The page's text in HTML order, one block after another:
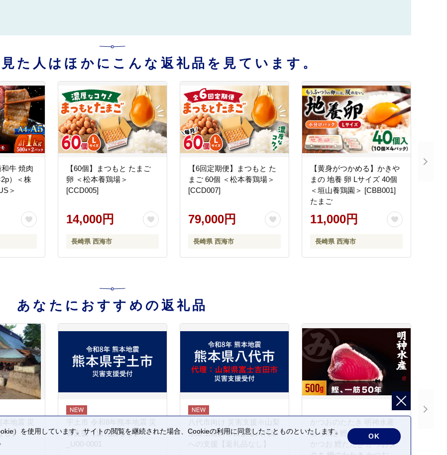
た人はほかにこんな返礼品を見ています。
和牛 焼肉
）＜株
＞
【60個】まつもと たまご
卵 ＜松本養鶏場＞
[CCD005]
14,000円
長崎県 西海市
【6回定期便】まつもと た
まご 60個 ＜松本養鶏場＞
[CCD007]
79,000円
長崎県 西海市
【黄身がつかめる】かきや
まの 地養 卵 Lサイズ 40個
＜垣山養鶏園＞ [CBB001]
たまご
11,000円
長崎県 西海市
あなたにおすすめの返礼品
地震 災
し】
宇土市 令和8年熊本地震 災
害支援【返礼品なし】
_U00-0001
八代市向け 災害支援※山梨
県富士吉田市による八代市
への支援【返礼品なし】
かつおのたたき 明神水産
わら焼き鰹 500g 鰹 カツオ
かつお 鰹たたき かつおタ
）を使用しています。サイトの閲覧を継続された場合、Cookieの利用に同意したことものといたします。
OK